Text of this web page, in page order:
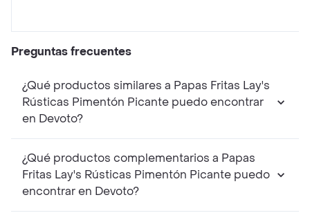
Preguntas frecuentes
¿Qué productos similares a Papas Fritas Lay's
Rústicas Pimentón Picante puedo encontrar
en Devoto?
¿Qué productos complementarios a Papas
Fritas Lay's Rústicas Pimentón Picante puedo
encontrar en Devoto?